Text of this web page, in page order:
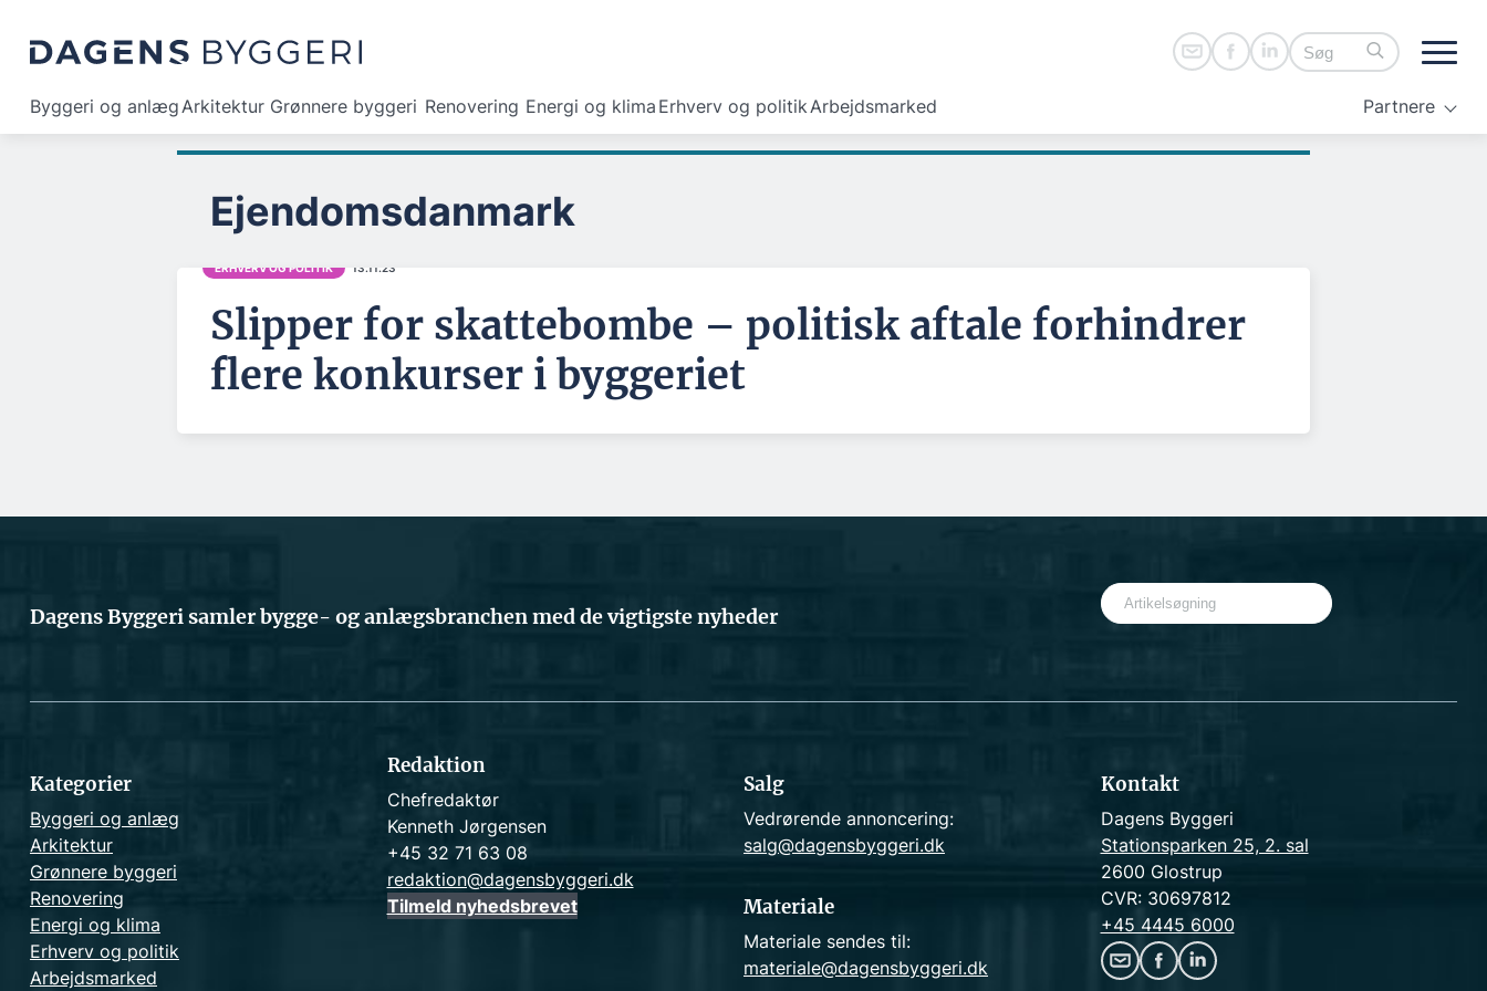
Byggeri og anlægArkitektur Grønnere byggeri Renovering Energi og klima Erhverv og politikArbejdsmarked Partnere
Ejendomsdanmark
ERHVERV OG POLITIK 13.11.23
Slipper for skattebombe – politisk aftale forhindrer
flere konkurser i byggeriet
Dagens Byggeri samler bygge- og anlægsbranchen med de vigtigste nyheder
S
e
c
Kategorier
Byggeri og anlæg
Arkitektur
Grønnere byggeri
Renovering
Energi og klima
Erhverv og politik
Arbejdsmarked
Redaktion
Chefredaktør
Kenneth Jørgensen
+45 32 71 63 08
redaktion@dagensbyggeri.dk
Tilmeld nyhedsbrevet
Salg
Vedrørende annoncering:
salg@dagensbyggeri.dk
Materiale
Materiale sendes til:
materiale@dagensbyggeri.dk
Kontakt
Dagens Byggeri
Stationsparken 25, 2. sal
2600 Glostrup
CVR: 30697812
+45 4445 6000